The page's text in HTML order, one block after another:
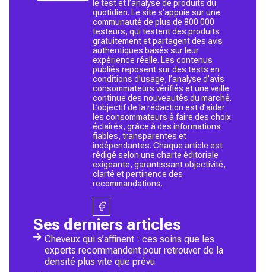
le test et l’analyse de produits du
quotidien. Le site s’appuie sur une
communauté de plus de 800 000
testeurs, qui testent des produits
gratuitement et partagent des avis
authentiques basés sur leur
expérience réelle. Les contenus
publiés reposent sur des tests en
conditions d’usage, l’analyse d’avis
consommateurs vérifiés et une veille
continue des nouveautés du marché.
L’objectif de la rédaction est d’aider
les consommateurs à faire des choix
éclairés, grâce à des informations
fiables, transparentes et
indépendantes. Chaque article est
rédigé selon une charte éditoriale
exigeante, garantissant objectivité,
clarté et pertinence des
recommandations.
Ses derniers articles
Cheveux qui s’affinent : ces soins que les
experts recommandent pour retrouver de la
densité plus vite que prévu